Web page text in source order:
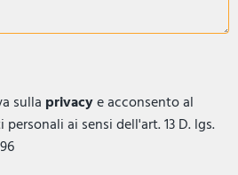
sulla privacye acconsento al
ai sensi dell'art. 13 D. lgs.